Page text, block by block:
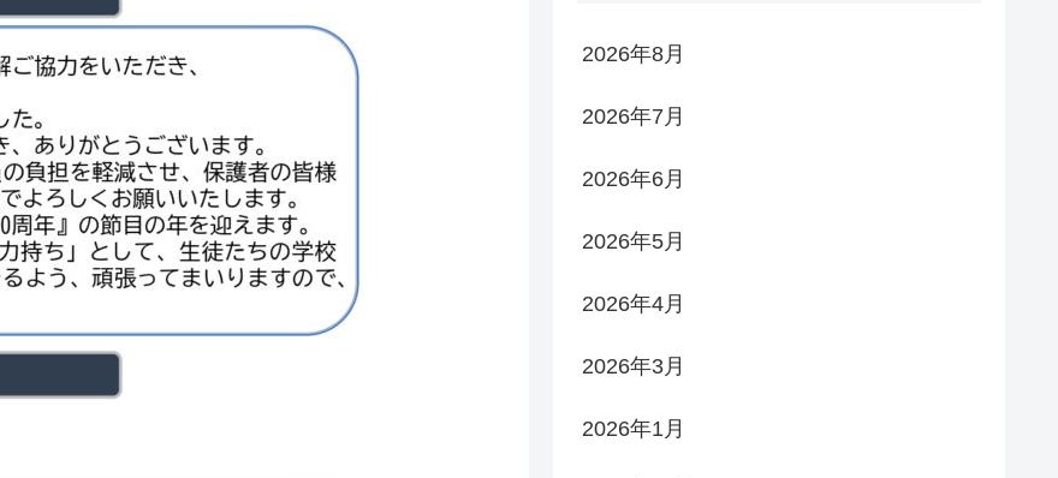
2026年8月
2026年7月
2026年6月
2026年5月
2026年4月
2026年3月
2026年1月